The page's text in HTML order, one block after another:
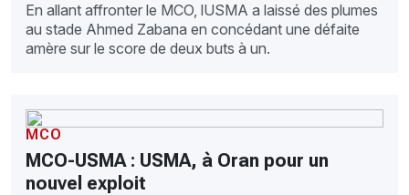
En allant affronter le MCO, lUSMA a laissé des plumes
au stade Ahmed Zabana en concédant une défaite
amère sur le score de deux buts à un.
MCO
MCO-USMA : USMA, à Oran pour un
nouvel exploit